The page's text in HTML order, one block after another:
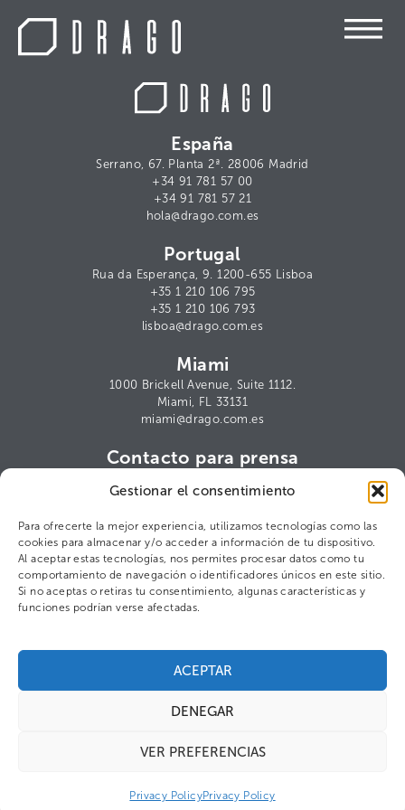
Gestionar el consentimiento
Para ofrecerte la mejor experiencia, utilizamos tecnologías como las
cookies para almacenar y/o acceder a información de tu dispositivo.
Al aceptar estas tecnologías, nos permites procesar datos como tu
comportamiento de navegación o identificadores únicos en este sitio.
Si no aceptas o retiras tu consentimiento, algunas características y
funciones podrían verse afectadas.
ACEPTAR
DENEGAR
VER PREFERENCIAS
Privacy PolicyPrivacy Policy
España
Serrano, 67. Planta 2ª. 28006 Madrid
+34 91 781 57 00
+34 91 781 57 21
hola@drago.com.es
Portugal
Rua da Esperança, 9. 1200-655 Lisboa
+35 1 210 106 795
+35 1 210 106 793
lisboa@drago.com.es
Miami
1000 Brickell Avenue, Suite 1112.
Miami, FL 33131
miami@drago.com.es
Contacto para prensa
ca@drago.com.es
©2025 DRAGO S.L.